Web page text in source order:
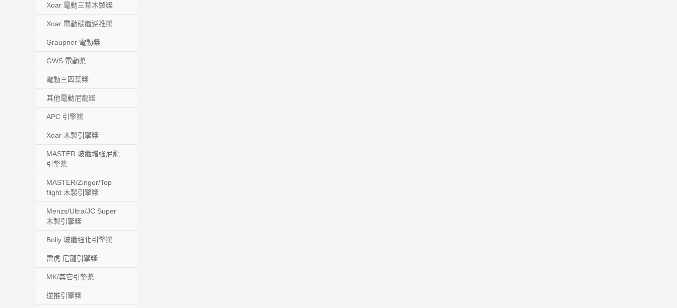
Xoar 電動三葉木製槳
Xoar 電動碳纖逆推槳
Graupner 電動槳
GWS 電動槳
電動三四葉槳
其他電動尼龍槳
APC 引擎槳
Xoar 木製引擎槳
MASTER 玻纖增強尼龍
引擎槳
MASTER/Zinger/Top
flight 木製引擎槳
Menzs/Ultra/JC Super
木製引擎槳
Bolly 玻纖強化引擎槳
雷虎 尼龍引擎槳
MK/其它引擎槳
逆推引擎槳